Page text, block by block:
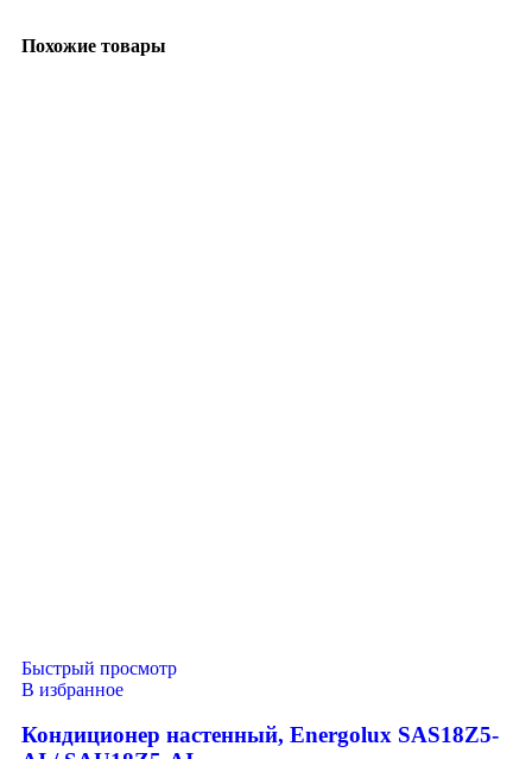
Похожие товары
Быстрый просмотр
В избранное
Кондиционер настенный, Energolux SAS18Z5-